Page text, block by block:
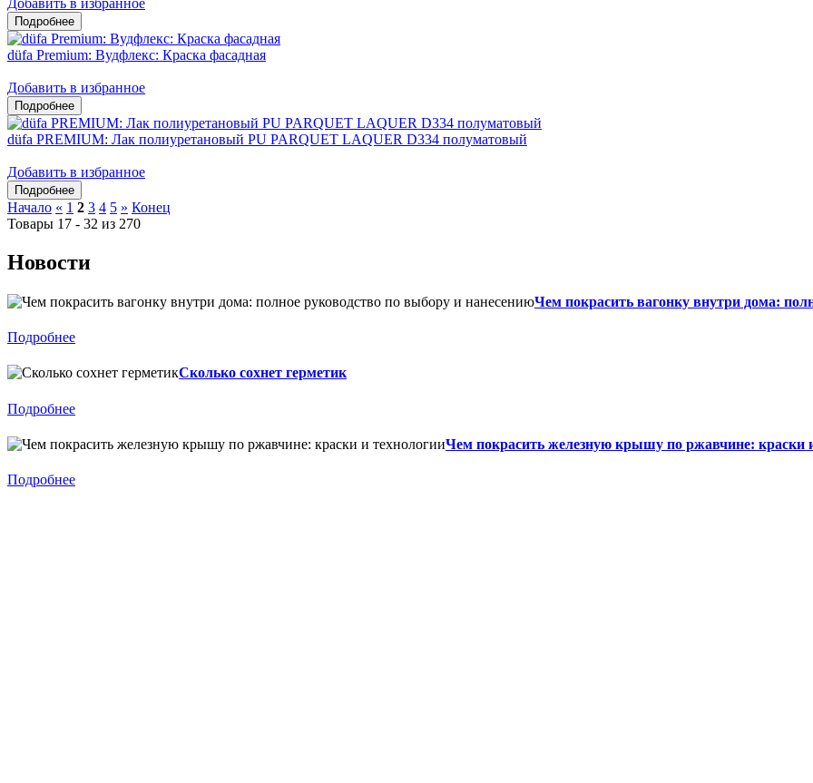
düfa Premium: Вудфлекс: Краска фасадная
Добавить в избранное
düfa PREMIUM: Лак полиуретановый PU PARQUET LAQUER D334 полуматовый
Добавить в избранное
Начало « 1 2 3 4 5 » Конец
Товары 17 - 32 из 270
Новости
Чем покрасить вагонку внутри дома:
Подробнее
Сколько сохнет герметик
Подробнее
Чем покрасить железную крышу по ржавчине: краски
Подробнее